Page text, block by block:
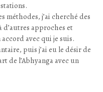
méthodes, j’ai cherché des
approches et
avec qui je suis.
puis j’ai eu le désir de
de l’Abhyanga avec un